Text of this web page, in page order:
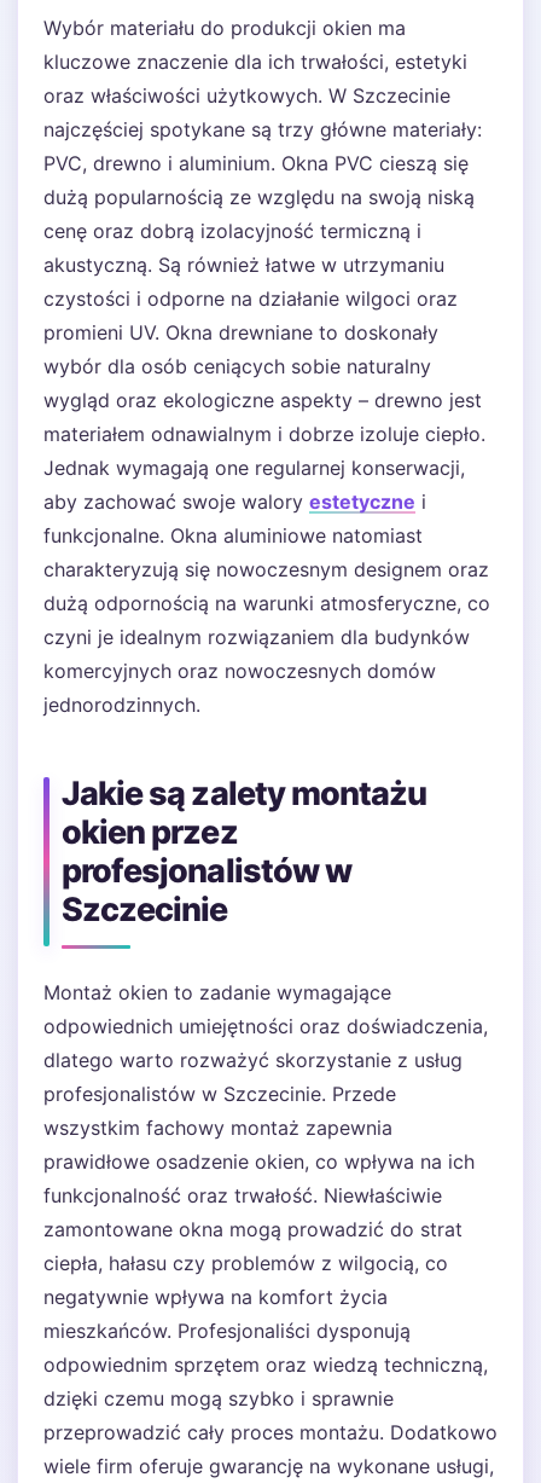
Wybór materiału do produkcji okien ma
kluczowe znaczenie dla ich trwałości, estetyki
oraz właściwości użytkowych. W Szczecinie
najczęściej spotykane są trzy główne materiały:
PVC, drewno i aluminium. Okna PVC cieszą się
dużą popularnością ze względu na swoją niską
cenę oraz dobrą izolacyjność termiczną i
akustyczną. Są również łatwe w utrzymaniu
czystości i odporne na działanie wilgoci oraz
promieni UV. Okna drewniane to doskonały
wybór dla osób ceniących sobie naturalny
wygląd oraz ekologiczne aspekty – drewno jest
materiałem odnawialnym i dobrze izoluje ciepło.
Jednak wymagają one regularnej konserwacji,
aby zachować swoje walory estetyczne i
funkcjonalne. Okna aluminiowe natomiast
charakteryzują się nowoczesnym designem oraz
dużą odpornością na warunki atmosferyczne, co
czyni je idealnym rozwiązaniem dla budynków
komercyjnych oraz nowoczesnych domów
jednorodzinnych.
Jakie są zalety montażu
okien przez
profesjonalistów w
Szczecinie
Montaż okien to zadanie wymagające
odpowiednich umiejętności oraz doświadczenia,
dlatego warto rozważyć skorzystanie z usług
profesjonalistów w Szczecinie. Przede
wszystkim fachowy montaż zapewnia
prawidłowe osadzenie okien, co wpływa na ich
funkcjonalność oraz trwałość. Niewłaściwie
zamontowane okna mogą prowadzić do strat
ciepła, hałasu czy problemów z wilgocią, co
negatywnie wpływa na komfort życia
mieszkańców. Profesjonaliści dysponują
odpowiednim sprzętem oraz wiedzą techniczną,
dzięki czemu mogą szybko i sprawnie
przeprowadzić cały proces montażu. Dodatkowo
wiele firm oferuje gwarancję na wykonane usługi,